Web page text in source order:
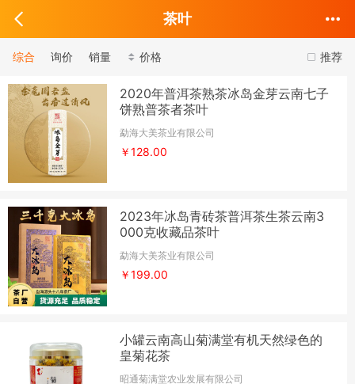
茶叶
推荐
综合 询价 销量 价格
2020年普洱茶熟茶冰岛金芽云南七子
饼熟普茶者茶叶
勐海大美茶业有限公司
￥128.00
2023年冰岛青砖茶普洱茶生茶云南3
000克收藏品茶叶
勐海大美茶业有限公司
￥199.00
小罐云南高山菊满堂有机天然绿色的
皇菊花茶
昭通菊满堂农业发展有限公司